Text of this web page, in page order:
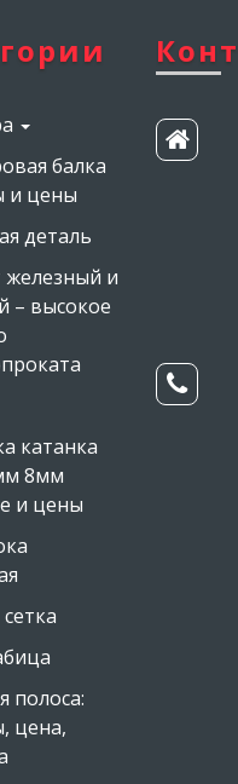
балка
и цены
деталь
железный и
– высокое
катанка
8мм
и цены
полоса:
цена,